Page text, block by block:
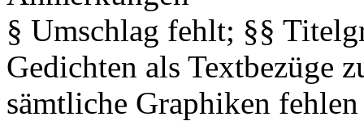
§ Umschlag fehlt; §§
Gedichten als Textbezüge
sämtliche Graphiken fehlen